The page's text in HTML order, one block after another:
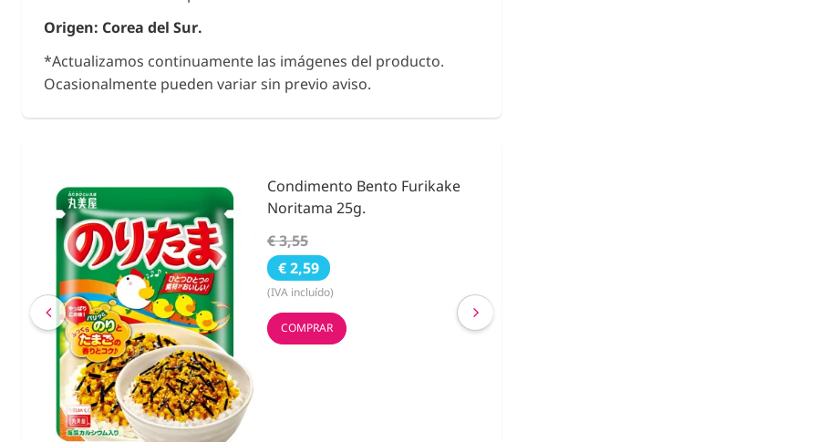
Origen: Corea del Sur.
*Actualizamos continuamente las imágenes del producto.
Ocasionalmente pueden variar sin previo aviso.
Condimento Bento Furikake
Noritama 25g.
€ 3,55
€ 2,59
(IVA incluído)
COMPRAR